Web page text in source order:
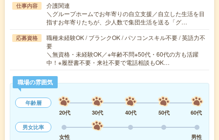
仕事内容
介護関連
＼グループホームでお年寄りの自立支援／自立した生活を目
指すお年寄りたちが、少人数で集団生活を送る「グ…
応募資格
職種未経験OK / ブランクOK / パソコンスキル不要 / 英語力不
要
＼無資格・未経験OK／※年齢不問※50代・60代の方も活躍
中！※履歴書不要・来社不要で電話相談もOK…
職場の雰囲気
年齢層
20代
30代 40代 50代
60代
男女比率
女性
男性